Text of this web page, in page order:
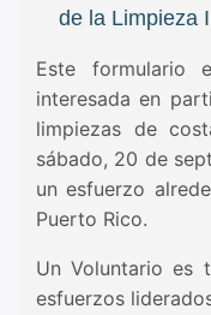
de la Limpieza
Este formulario
interesada en
limpiezas de
sábado, 20 de
un esfuerzo
Puerto Rico.
Un Voluntario es
esfuerzos